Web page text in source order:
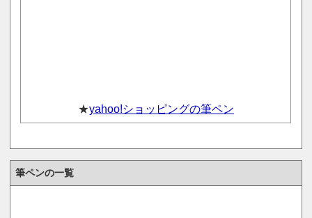
★yahoo!ショッピングの筆ペン
筆ペンの一覧